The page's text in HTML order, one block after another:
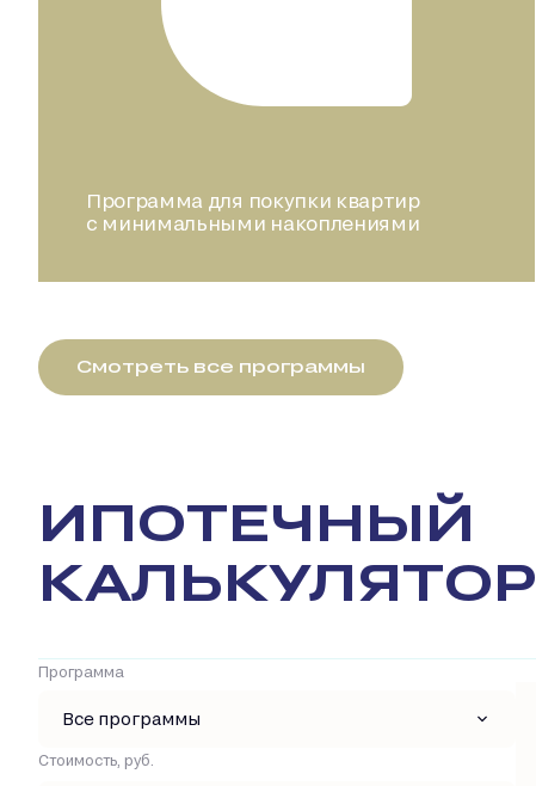
Программа для покупки квартир
с минимальными накоплениями
Смотреть все программы
ИПОТЕЧНЫЙ
КАЛЬКУЛЯТОР
Программа
Все программы
Стоимость, руб.